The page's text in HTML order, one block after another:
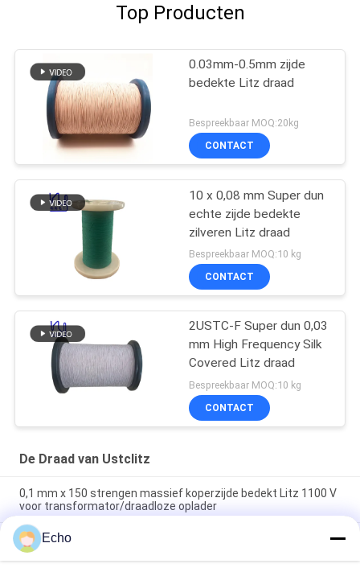
Top Producten
0.03mm-0.5mm zijde
bedekte Litz draad
Bespreekbaar MOQ:20kg
CONTACT
10 x 0,08 mm Super dun
echte zijde bedekte
zilveren Litz draad
Bespreekbaar MOQ:10 kg
CONTACT
2USTC-F Super dun 0,03
mm High Frequency Silk
Covered Litz draad
Bespreekbaar MOQ:10 kg
CONTACT
De Draad van Ustclitz
0,1 mm x 150 strengen massief koperzijde bedekt Litz 1100 V
voor transformator/draadloze oplader
Litz-draad Meerdere strengen 38AWG-koper Litz-draad voor
hoogfrequente toepassingen
Echo